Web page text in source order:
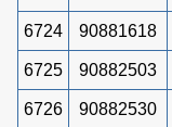
6724 90881618
6725 90882503
6726 90882530